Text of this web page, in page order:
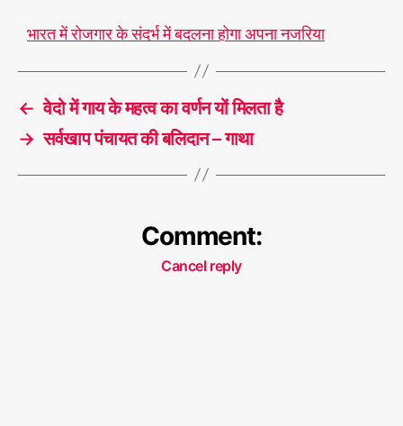
भारत में रोजगार के संदर्भ में बदलना होगा अपना नजरिया
← वेदो में गाय के महत्व का वर्णन यों मिलता है
→ सर्वखाप पंचायत की बलिदान – गाथा
Comment:
Cancel reply